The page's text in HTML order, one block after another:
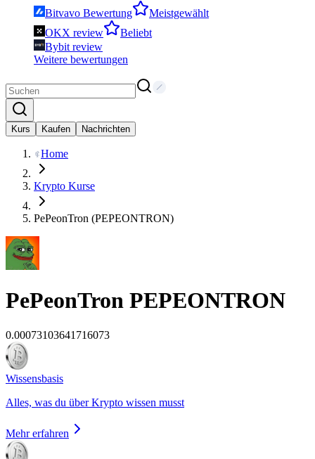
Bitvavo Bewertung
Meistgewählt
OKX review
Beliebt
Bybit review
Weitere bewertungen
Kurs Kaufen Nachrichten
Home
Krypto Kurse
PePeonTron (PEPEONTRON)
PePeonTron PEPEONTRON
0.00073103641716073
Wissensbasis
Alles, was du über Krypto wissen musst
Mehr erfahren